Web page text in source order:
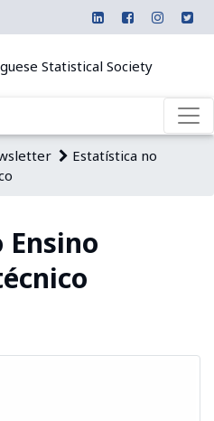
Statistical Society
Estatística no